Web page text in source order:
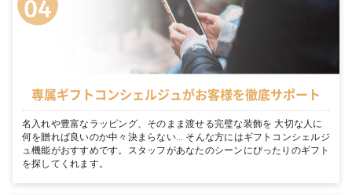
専属ギフトコンシェルジュがお客様を徹底サポート
名入れや豊富なラッピング、そのまま渡せる完璧な装飾を 大切な人に
何を贈れば良いのか中々決まらない… そんな方にはギフトコンシェルジ
ュ機能がおすすめです。スタッフがあなたのシーンにぴったりのギフト
を探してくれます。